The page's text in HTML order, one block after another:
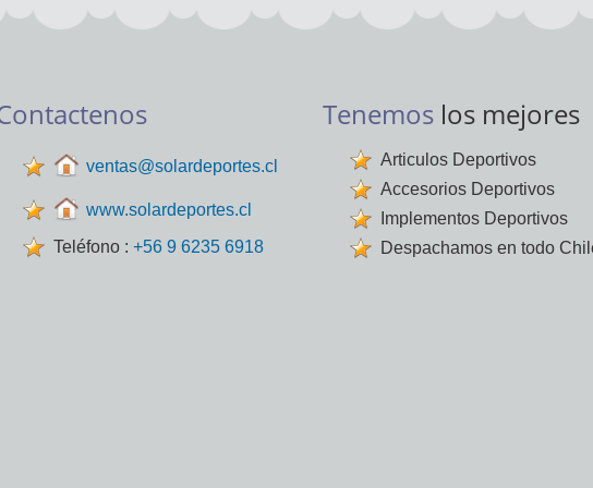
ventas@solardeportes.cl
www.solardeportes.cl
Teléfono : +56 9 6235 6918
Tenemos los mejores
Articulos Deportivos
Accesorios Deportivos
Implementos Deportivos
Despachamos en todo